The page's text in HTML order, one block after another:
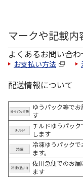
マークや記載内
よくあるお問い合わ
お支払い方法
配送情報について
ゆうパック等でお
す
チルドゆうパック
します
冷凍ゆうパックで
ます。
佐川急便でのお届
ます